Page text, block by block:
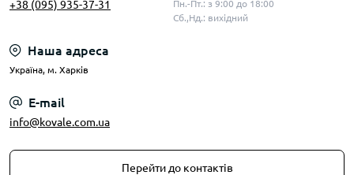
+38 (095) 935-37-31
Пн.-Пт.: з 9:00 до 18:00
Сб.,Нд.: вихідний
Наша адреса
Українa, м. Харків
E-mail
info@kovale.com.ua
Перейти до контактів